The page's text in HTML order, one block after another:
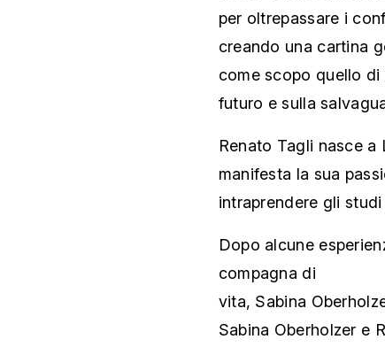
per oltrepassare i
creando una cartina
come scopo quello
futuro e sulla
Renato Tagli nasce
manifesta la sua
intraprendere gli
Dopo alcune
compagna di
vita, Sabina
Sabina Oberholzer e